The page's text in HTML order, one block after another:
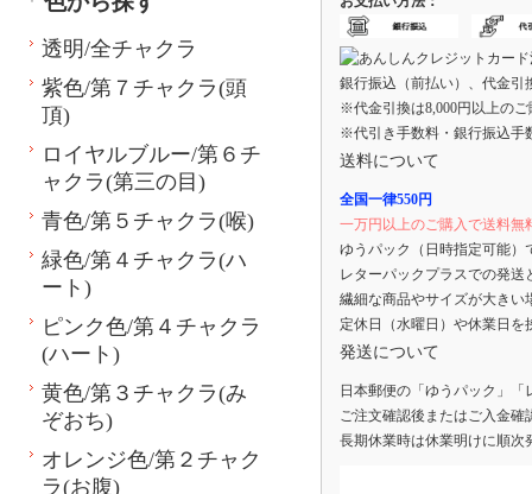
銀行振込（前払い）、代金引
※代金引換は8,000円以上の
※代引き手数料・銀行振込手
送料について
全国一律550円
一万円以上のご購入で送料無
ゆうパック（日時指定可能）
レターパックプラスでの発
繊細な商品やサイズが大きい
定休日（水曜日）や休業日
発送について
日本郵便の「ゆうパック」
ご注文確認後またはご入金確
長期休業時は休業明けに順次
透明/全チャクラ
紫色/第７チャクラ(頭
頂)
ロイヤルブルー/第６チ
ャクラ(第三の目)
青色/第５チャクラ(喉)
緑色/第４チャクラ(ハ
ート)
ピンク色/第４チャクラ
(ハート)
黄色/第３チャクラ(み
ぞおち)
オレンジ色/第２チャク
ラ(お腹)